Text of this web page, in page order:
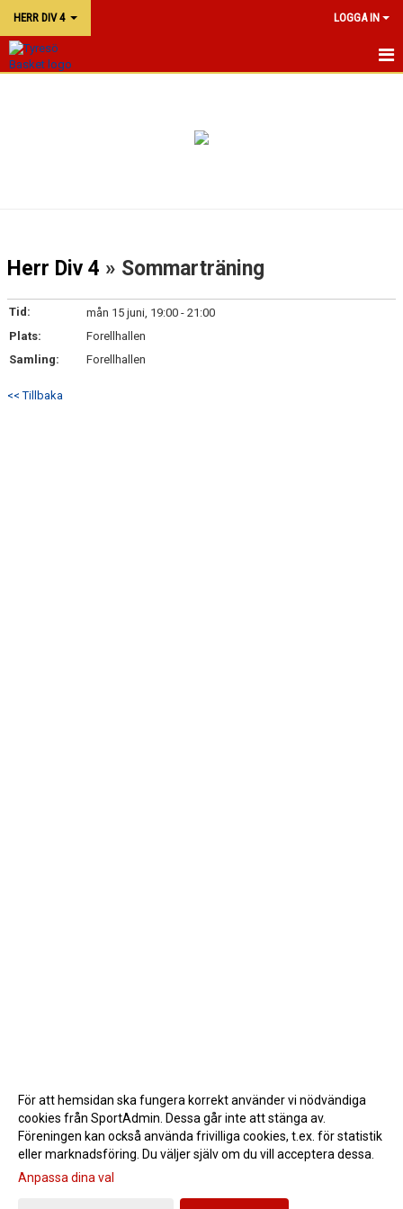
HERR DIV 4 LOGGA IN
Herr Div 4 » Sommarträning
Tid:
mån 15 juni, 19:00 - 21:00
Plats:
Forellhallen
Samling:
Forellhallen
<< Tillbaka
Gå till Webbversion
För att hemsidan ska fungera korrekt använder vi nödvändiga
cookies från SportAdmin. Dessa går inte att stänga av.
Föreningen kan också använda frivilliga cookies, t.ex. för statistik
eller marknadsföring. Du väljer själv om du vill acceptera dessa.
Anpassa dina val